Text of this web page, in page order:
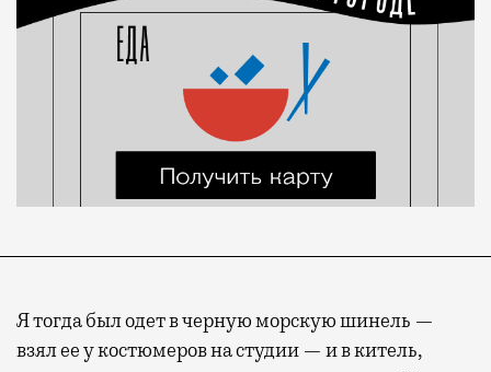
Я тогда был одет в черную морскую шинель —
взял ее у костюмеров на студии — и в китель,